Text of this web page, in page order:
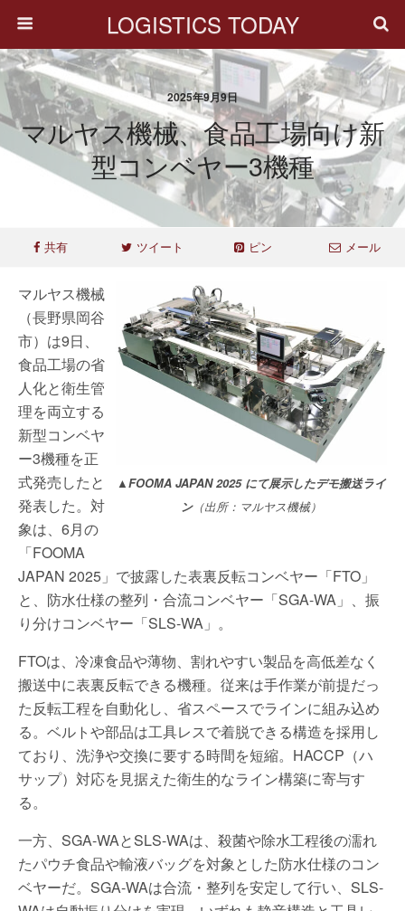
LOGISTICS TODAY
2025年9月9日
マルヤス機械、食品工場向け新
型コンベヤー3機種
共有 ツイート ピン メール
▲FOOMA JAPAN 2025 にて展示したデモ搬送ライ
ン（出所：マルヤス機械）
マルヤス機械
（長野県岡谷
市）は9日、
食品工場の省
人化と衛生管
理を両立する
新型コンベヤ
ー3機種を正
式発売したと
発表した。対
象は、6月の
「FOOMA
JAPAN 2025」で披露した表裏反転コンベヤー「FTO」
と、防水仕様の整列・合流コンベヤー「SGA-WA」、振
り分けコンベヤー「SLS-WA」。
FTOは、冷凍食品や薄物、割れやすい製品を高低差なく
搬送中に表裏反転できる機種。従来は手作業が前提だっ
た反転工程を自動化し、省スペースでラインに組み込め
る。ベルトや部品は工具レスで着脱できる構造を採用し
ており、洗浄や交換に要する時間を短縮。HACCP（ハ
サップ）対応を見据えた衛生的なライン構築に寄与す
る。
一方、SGA-WAとSLS-WAは、殺菌や除水工程後の濡れ
たパウチ食品や輸液バッグを対象とした防水仕様のコン
ベヤーだ。SGA-WAは合流・整列を安定して行い、SLS-